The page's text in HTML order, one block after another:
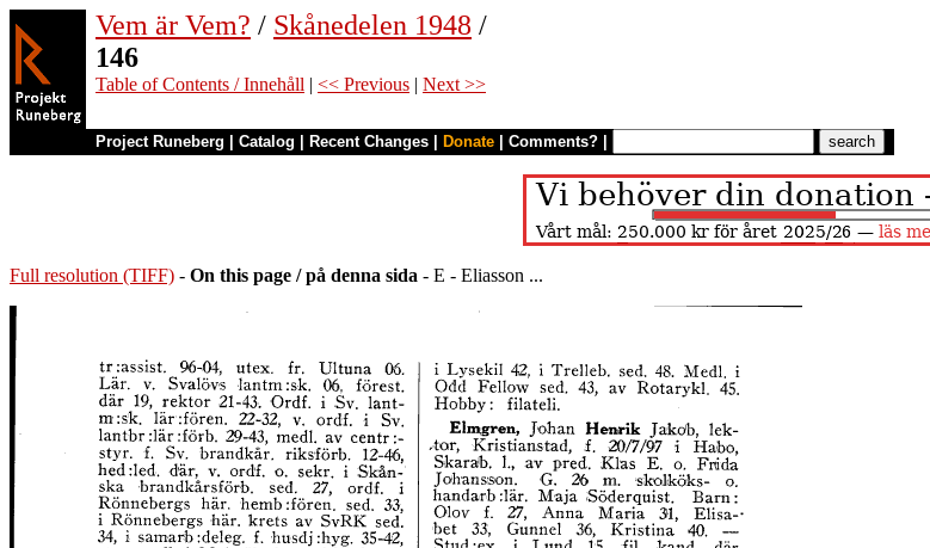
Vem är Vem? / Skånedelen 1948 /
146
Table of Contents / Innehåll | << Previous | Next >>
Project Runeberg Catalog Recent Changes Donate Comments?
Full resolution (TIFF) - On this page / på denna sida - E - Eliasson ...